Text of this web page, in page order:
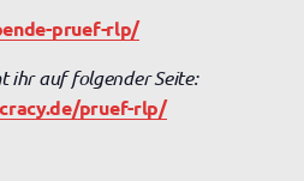
pruef-rlp/
ihr auf folgender Seite:
pruef-rlp/